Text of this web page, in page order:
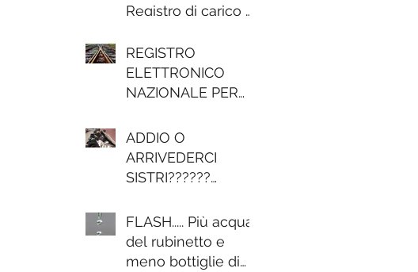
Registro di carico e
Etichettatura
imballi.... per molti
un mis
REGISTRO
ELETTRONICO
NAZIONALE PER
DEI RIFIUTI
ADDIO O
ARRIVEDERCI
SISTRI??????
"ELETTRONICO" IN
FORMATO
DIGITALE - COSA
FLASH..... Più acqua
del rubinetto e
meno bottiglie di